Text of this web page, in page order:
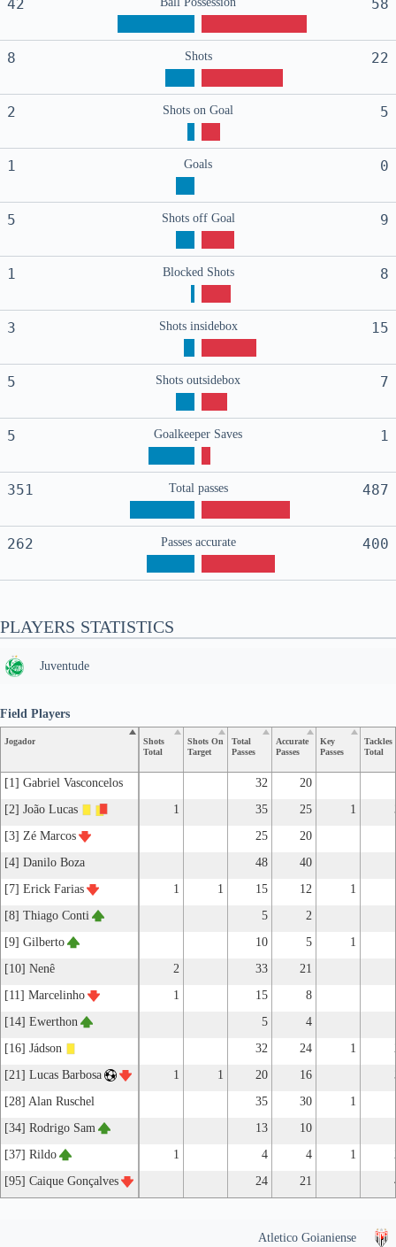
42 58
8 Shots 22
2 Shots on Goal 5
1 Goals 0
5 Shots off Goal 9
1 Blocked Shots 8
3 Shots insidebox 15
5 Shots outsidebox 7
5 Goalkeeper Saves 1
351 Total passes 487
262 Passes accurate 400
PLAYERS STATISTICS
Juventude
Jogador
Shots
Total
Shots On
Target
Total
Passes
Accurate
Passes
Key
Passes
Tackles
Total
[1] Gabriel Vasconcelos 32
20
[2] João Lucas
1 35 25 1
[3] Zé Marcos
25 20
[4] Danilo Boza
48
40
[7] Erick Farias
1 1 15 12
1
[8] Thiago Conti
5
2
[9] Gilberto
10 5
1
[10] Nenê
2 33 21
[11] Marcelinho
1 15 8
[14] Ewerthon
5
4
[16] Jádson
32 24 1
[21] Lucas Barbosa
1 1 20 16
[28] Alan Ruschel
35 30 1
[34] Rodrigo Sam
13 10
[37] Rildo
1 4 4 1
[95] Caique Gonçalves
24 21
Field Players
Atletico Goianiense